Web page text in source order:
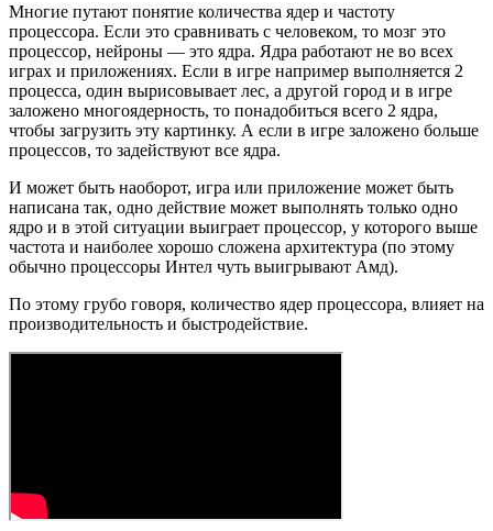
Многие путают понятие количества ядер и частоту
процессора. Если это сравнивать с человеком, то мозг это
процессор, нейроны — это ядра. Ядра работают не во всех
играх и приложениях. Если в игре например выполняется 2
процесса, один вырисовывает лес, а другой город и в игре
заложено многоядерность, то понадобиться всего 2 ядра,
чтобы загрузить эту картинку. А если в игре заложено больше
процессов, то задействуют все ядра.
И может быть наоборот, игра или приложение может быть
написана так, одно действие может выполнять только одно
ядро и в этой ситуации выиграет процессор, у которого выше
частота и наиболее хорошо сложена архитектура (по этому
обычно процессоры Интел чуть выигрывают Амд).
По этому грубо говоря, количество ядер процессора, влияет на
производительность и быстродействие.